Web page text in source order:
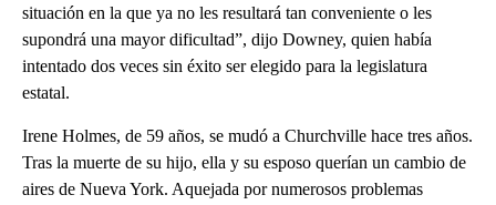
situación en la que ya no les resultará tan conveniente o les
supondrá una mayor dificultad”, dijo Downey, quien había
intentado dos veces sin éxito ser elegido para la legislatura
estatal.
Irene Holmes, de 59 años, se mudó a Churchville hace tres años.
Tras la muerte de su hijo, ella y su esposo querían un cambio de
aires de Nueva York. Aquejada por numerosos problemas